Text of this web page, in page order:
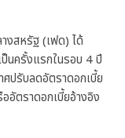
งสหรัฐ (เฟด) ได้
นครั้งแรกในรอบ 4 ปี
ปรับลดอัตราดอกเบี้ย
อัตราดอกเบี้ยอ้างอิง